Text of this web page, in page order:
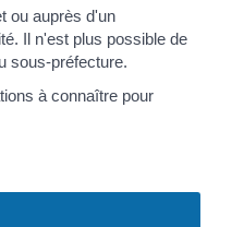
ou auprès d'un
Il n'est plus possible de
sous-préfecture.
à connaître pour